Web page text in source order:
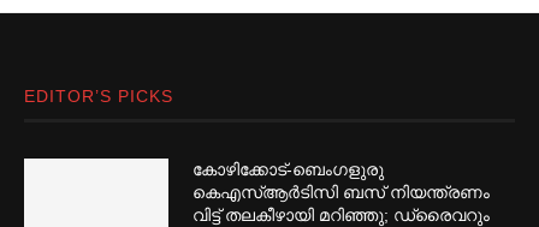
EDITOR’S PICKS
കോഴിക്കോട്-ബെംഗളുരു
കെഎസ്ആർടിസി ബസ് നിയന്ത്രണം
വിട്ട് തലകീഴായി മറിഞ്ഞു; ഡ്രൈവറും